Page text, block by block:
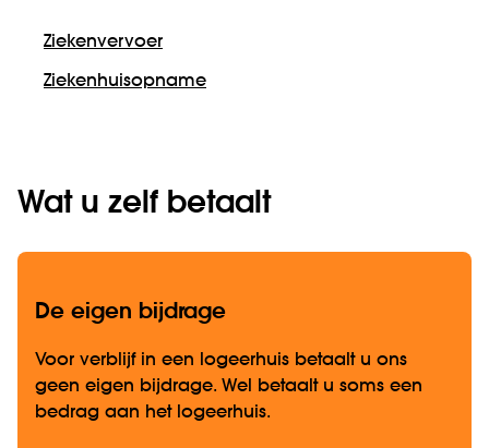
Ziekenvervoer
Ziekenhuisopname
Wat u zelf betaalt
De eigen bijdrage
Voor verblijf in een logeerhuis betaalt u ons
geen eigen bijdrage. Wel betaalt u soms een
bedrag aan het logeerhuis.